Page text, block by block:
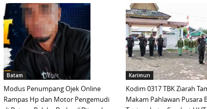
Batam
Modus Penumpang Ojek Online
Rampas Hp dan Motor Pengemudi
Karimun
Kodim 0317 TBK Ziarah
Makam Pahlawan Pusara